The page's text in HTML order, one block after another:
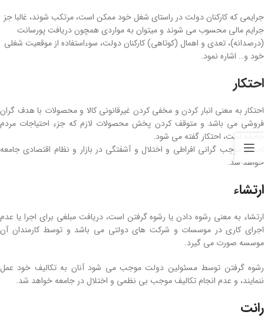
جرایمی که کارکنان دولت در راستای شغل خود ممکن است، مرتکب شوند، غالبا جز
جرایم مالی محسوب می‌ شوند و میتوان به مواردی همچون دریافت پورسانت
(درصدانه)، تعدی و اهمال (کوتاهی) کارکنان دولت، سوءاستفاده از موقعیت شغلی
خود و… اشاره نمود.
احتکار
احتکار به معنی انبار کردن و مخفی کردن غیرقانونی کالا و محصولات با هدف گران
فروشی می‌ باشد و متوقف کردن پخش محصولات لازم که جزء احتیاجات مردم
جامعه است، احتکار گفته می‌ شود.
احتکار موجب گرانی افراطی و اختلال و آشفتگی در بازار و نظام اقتصادی جامعه
خواهد شد.
ارتشاء
ارتشاء به معنی رشوه دادن یا رشوه گرفتن است، دریافت مبلغی برای اجرا یا عدم
اجرای کاری در موسسات و شرکت‌ های دولتی می‌ باشد و توسط کارمندان آن
موسسه صورت می‌ گیرد.
رشوه گرفتن توسط مسئولین دولت موجب می‌ شود آنان به تکالیف خود عمل
ننمایند، و عدم انجام تکالیف موجب بی نظمی و اختلال در جامعه خواهد شد.
رانت